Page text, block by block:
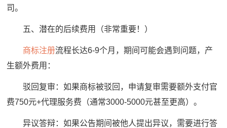
司。
五、潜在的后续费用（非常重要！）
商标注册流程长达6-9个月，期间可能会遇到问题，产
生额外费用：
驳回复审：如果商标被驳回，申请复审需要额外支付官
费750元+代理服务费（通常3000-5000元甚至更高）。
异议答辩：如果公告期间被他人提出异议，需要进行答